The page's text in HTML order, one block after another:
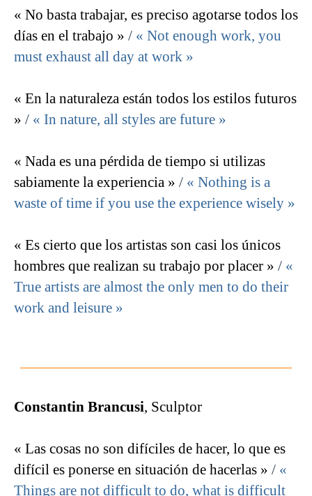
« No basta trabajar, es preciso agotarse todos los
días en el trabajo » / « Not enough work, you
must exhaust all day at work »
« En la naturaleza están todos los estilos futuros
» / « In nature, all styles are future »
« Nada es una pérdida de tiempo si utilizas
sabiamente la experiencia » / « Nothing is a
waste of time if you use the experience wisely »
« Es cierto que los artistas son casi los únicos
hombres que realizan su trabajo por placer » / «
True artists are almost the only men to do their
work and leisure »
Constantin Brancusi, Sculptor
« Las cosas no son difíciles de hacer, lo que es
difícil es ponerse en situación de hacerlas » / «
Things are not difficult to do, what is difficult